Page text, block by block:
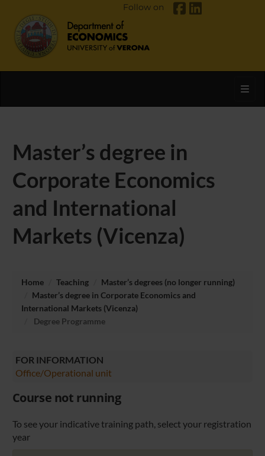
Follow on
Master’s degree in
Corporate Economics
and International
Markets (Vicenza)
Home Teaching
Master’s degrees (no longer running)
Master’s degree in Corporate Economics and
International Markets (Vicenza)
Degree Programme
FOR INFORMATION
Office/Operational unit
Course not running
To see your indicative training path, select your registration
year